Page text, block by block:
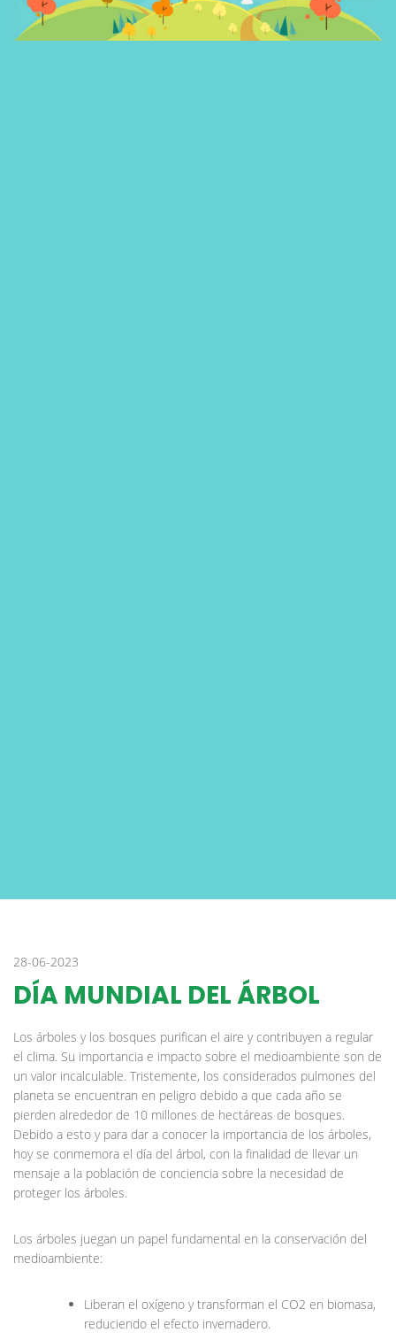
28-06-2023
DÍA MUNDIAL DEL ÁRBOL
Los árboles y los bosques purifican el aire y contribuyen a regular
el clima. Su importancia e impacto sobre el medioambiente son de
un valor incalculable. Tristemente, los considerados pulmones del
planeta se encuentran en peligro debido a que cada año se
pierden alrededor de 10 millones de hectáreas de bosques.
Debido a esto y para dar a conocer la importancia de los árboles,
hoy se conmemora el día del árbol, con la finalidad de llevar un
mensaje a la población de conciencia sobre la necesidad de
proteger los árboles.
Los árboles juegan un papel fundamental en la conservación del
medioambiente:
Liberan el oxígeno y transforman el CO2 en biomasa,
reduciendo el efecto invernadero.